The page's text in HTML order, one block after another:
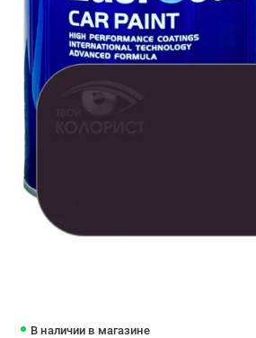
В наличии в магазине